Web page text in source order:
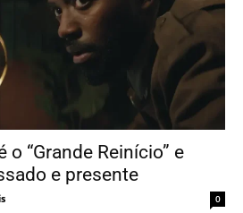
o “Grande Reinício” e
e presente
0